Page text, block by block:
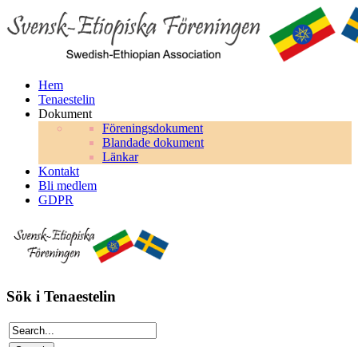
Hem
Tenaestelin
Dokument
Föreningsdokument
Blandade dokument
Länkar
Kontakt
Bli medlem
GDPR
Sök i Tenaestelin